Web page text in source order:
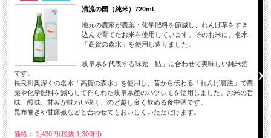
清流の国（純米）720mL
地元の農家が農薬・化学肥料を節減し、れんげ草をすき
込んで育てたお米を使用しています。そのお米に、名水
「高賀の森水」を使用し造りました。
岐阜県を代表する味覚「鮎」に合わせて美味しい純米酒
です。
長良川奥深くの名水「高賀の森水」を使用し、昔から伝わる「れんげ農法」で農
薬や化学肥料を減らして作られた岐阜県産のハツシモを使用しました。お米の旨
味、酸味、甘みが味わい深く、のど越し良く飲める食中酒です。
昆布巻きや甘露煮などと合わせてもおいしくいたただけます。
価格： 1,430円(税抜 1,300円)